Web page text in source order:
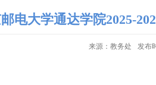
电大学通达学院2025-
来源：教务处 发布